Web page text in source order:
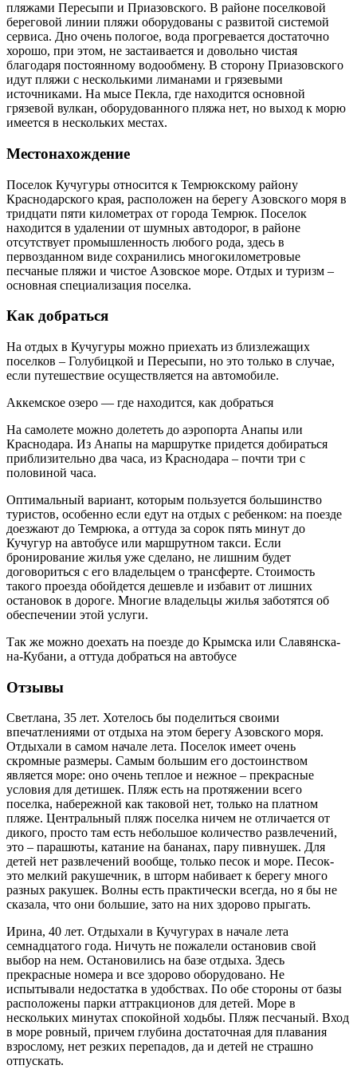
пляжами Пересыпи и Приазовского. В районе поселковой
береговой линии пляжи оборудованы с развитой системой
сервиса. Дно очень пологое, вода прогревается достаточно
хорошо, при этом, не застаивается и довольно чистая
благодаря постоянному водообмену. В сторону Приазовского
идут пляжи с несколькими лиманами и грязевыми
источниками. На мысе Пекла, где находится основной
грязевой вулкан, оборудованного пляжа нет, но выход к морю
имеется в нескольких местах.
Местонахождение
Поселок Кучугуры относится к Темрюкскому району
Краснодарского края, расположен на берегу Азовского моря в
тридцати пяти километрах от города Темрюк. Поселок
находится в удалении от шумных автодорог, в районе
отсутствует промышленность любого рода, здесь в
первозданном виде сохранились многокилометровые
песчаные пляжи и чистое Азовское море. Отдых и туризм –
основная специализация поселка.
Как добраться
На отдых в Кучугуры можно приехать из близлежащих
поселков – Голубицкой и Пересыпи, но это только в случае,
если путешествие осуществляется на автомобиле.
Аккемское озеро — где находится, как добраться
На самолете можно долететь до аэропорта Анапы или
Краснодара. Из Анапы на маршрутке придется добираться
приблизительно два часа, из Краснодара – почти три с
половиной часа.
Оптимальный вариант, которым пользуется большинство
туристов, особенно если едут на отдых с ребенком: на поезде
доезжают до Темрюка, а оттуда за сорок пять минут до
Кучугур на автобусе или маршрутном такси. Если
бронирование жилья уже сделано, не лишним будет
договориться с его владельцем о трансферте. Стоимость
такого проезда обойдется дешевле и избавит от лишних
остановок в дороге. Многие владельцы жилья заботятся об
обеспечении этой услуги.
Так же можно доехать на поезде до Крымска или Славянска-
на-Кубани, а оттуда добраться на автобусе
Отзывы
Светлана, 35 лет. Хотелось бы поделиться своими
впечатлениями от отдыха на этом берегу Азовского моря.
Отдыхали в самом начале лета. Поселок имеет очень
скромные размеры. Самым большим его достоинством
является море: оно очень теплое и нежное – прекрасные
условия для детишек. Пляж есть на протяжении всего
поселка, набережной как таковой нет, только на платном
пляже. Центральный пляж поселка ничем не отличается от
дикого, просто там есть небольшое количество развлечений,
это – парашюты, катание на бананах, пару пивнушек. Для
детей нет развлечений вообще, только песок и море. Песок-
это мелкий ракушечник, в шторм набивает к берегу много
разных ракушек. Волны есть практически всегда, но я бы не
сказала, что они большие, зато на них здорово прыгать.
Ирина, 40 лет. Отдыхали в Кучугурах в начале лета
семнадцатого года. Ничуть не пожалели остановив свой
выбор на нем. Остановились на базе отдыха. Здесь
прекрасные номера и все здорово оборудовано. Не
испытывали недостатка в удобствах. По обе стороны от базы
расположены парки аттракционов для детей. Море в
нескольких минутах спокойной ходьбы. Пляж песчаный. Вход
в море ровный, причем глубина достаточная для плавания
взрослому, нет резких перепадов, да и детей не страшно
отпускать.